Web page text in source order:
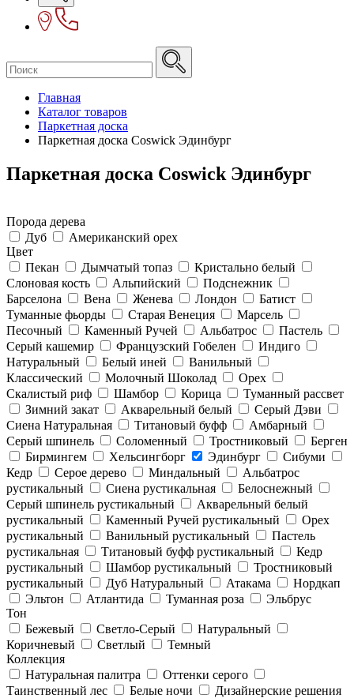
Главная
Каталог товаров
Паркетная доска
Паркетная доска Coswick Эдинбург
Паркетная доска Coswick Эдинбург
Порода дерева
Дуб
Американский орех
Цвет
Пекан
Дымчатый топаз
Кристально белый
Слоновая кость
Альпийский
Подснежник
Барселона
Вена Женева Лондон
Батист
Туманные фьорды
Старая Венеция
Марсель
Песочный
Каменный Ручей Альбатрос
Пастель
Серый кашемир
Французский Гобелен
Индиго
Натуральный
Белый иней
Ванильный
Классический
Молочный Шоколад
Орех
Скалистый риф
Шамбор Корица
Туманный рассвет
Зимний закат
Акварельный белый
Серый Дэви
Сиена Натуральная
Титановый буфф
Амбарный
Серый шпинель
Соломенный Тростниковый
Берген
Бирмингем
Хельсингборг Эдинбург
Сибуми
Кедр
Серое дерево Миндальный
Альбатрос
рустикальный
Сиена рустикальная
Белоснежный
Серый шпинель рустикальный
Акварельный белый
рустикальный
Каменный Ручей рустикальный
Орех
рустикальный
Ванильный рустикальный
Пастель
рустикальная
Титановый буфф рустикальный
Кедр
рустикальный
Шамбор рустикальный
Тростниковый
рустикальный
Дуб Натуральный Атакама
Нордкап
Эльтон
Атлантида Туманная роза
Эльбрус
Тон
Бежевый
Светло-Серый
Натуральный
Коричневый
Светлый
Темный
Коллекция
Натуральная палитра
Оттенки серого
Таинственный лес
Белые ночи
Дизайнерские решения